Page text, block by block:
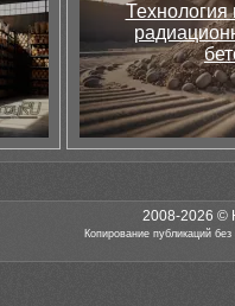
Технология
2008-2026 ©
Копирование публикаций